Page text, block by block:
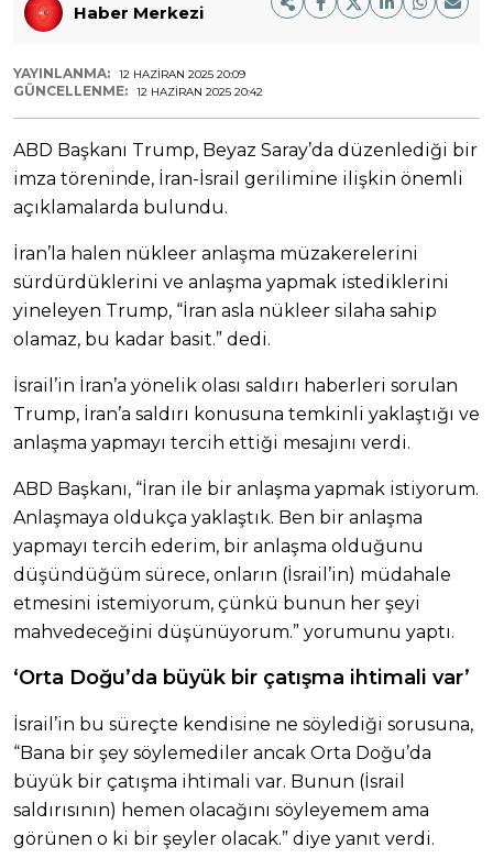
Haber Merkezi
YAYINLANMA: 12 HAZIRAN 2025 20:09
GÜNCELLENME: 12 HAZIRAN 2025 20:42
ABD Başkanı Trump, Beyaz Saray’da düzenlediği bir
imza töreninde, İran-İsrail gerilimine ilişkin önemli
açıklamalarda bulundu.
İran’la halen nükleer anlaşma müzakerelerini
sürdürdüklerini ve anlaşma yapmak istediklerini
yineleyen Trump, “İran asla nükleer silaha sahip
olamaz, bu kadar basit.” dedi.
İsrail’in İran’a yönelik olası saldırı haberleri sorulan
Trump, İran’a saldırı konusuna temkinli yaklaştığı ve
anlaşma yapmayı tercih ettiği mesajını verdi.
ABD Başkanı, “İran ile bir anlaşma yapmak istiyorum.
Anlaşmaya oldukça yaklaştık. Ben bir anlaşma
yapmayı tercih ederim, bir anlaşma olduğunu
düşündüğüm sürece, onların (İsrail’in) müdahale
etmesini istemiyorum, çünkü bunun her şeyi
mahvedeceğini düşünüyorum.” yorumunu yaptı.
‘Orta Doğu’da büyük bir çatışma ihtimali var’
İsrail’in bu süreçte kendisine ne söylediği sorusuna,
“Bana bir şey söylemediler ancak Orta Doğu’da
büyük bir çatışma ihtimali var. Bunun (İsrail
saldırısının) hemen olacağını söyleyemem ama
görünen o ki bir şeyler olacak.” diye yanıt verdi.